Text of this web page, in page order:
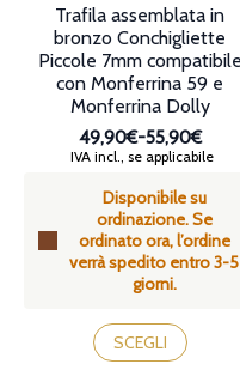
Disponibile su
ordinazione. Se
ordinato ora, l’ordine
verrà spedito entro 3-5
giorni.
Trafila assemblata in
bronzo Conchigliette
Piccole 7mm compatibile
con Monferrina 59 e
Monferrina Dolly
49,90€-55,90€
Fascia
prezzo:
da
49,90€
a
55,90€
IVA incl., se applicabile
SCEGLI
Questo
prodotto
ha